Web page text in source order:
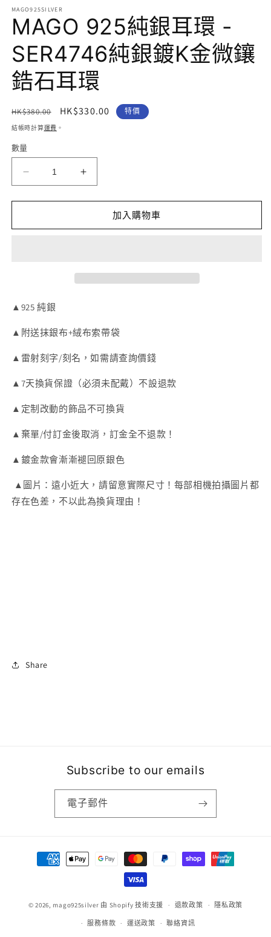
互
動
視
中
開
啟
多
體
案
MAGO925SILVER
MAGO 925純銀耳環 -
SER4746純銀鍍K金微鑲
鋯石耳環
定
價
HK$380.00
售
價
HK$330.00 特價
結帳時計算運費 。
數量
MAGO
925
純
銀
鍍
K
金
鑲
石
耳
數
量
減
MAGO
925
純
鍍
K
金
鑲
石
耳
數
量
增
加入購物車
▲925 純銀
▲附送抹銀布+絨布索帶袋
▲雷射刻字/刻名，如需請查詢價錢
▲7天換貨保證（必須未配戴）不設退款
▲定制改動的飾品不可換貨
▲棄單/付訂金後取消，訂金全不退款！
▲鍍金款會漸漸褪回原銀色
▲圖片：遠小近大，請留意實際尺寸！每部相機拍攝圖片都
存在色差，不以此為換貨理由！
Share
Subscribe to our emails
電子郵件
式© 2026, mago925silver 由 Shopify 技術支援 退款政策 隱私政策
服務條款 運送政策 聯絡資訊